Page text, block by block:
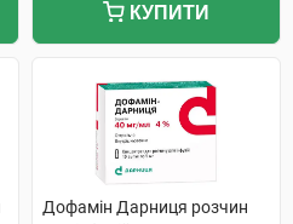
КУПИТИ
Дофамін Дарниця розчин